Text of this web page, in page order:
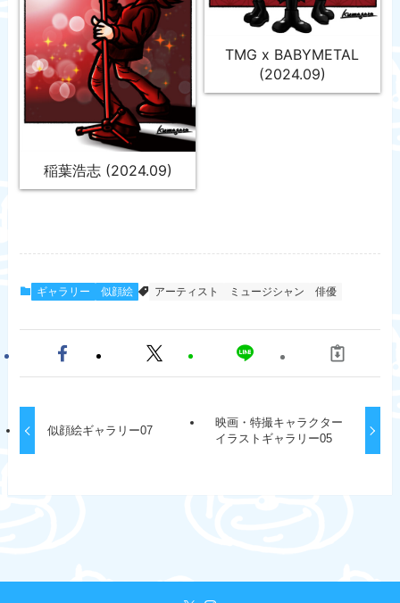
TMG x BABYMETAL
(2024.09)
稲葉浩志 (2024.09)
ギャラリー 似顔絵 アーティスト ミュージシャン 俳優
似顔絵ギャラリー07
映画・特撮キャラクター
イラストギャラリー05